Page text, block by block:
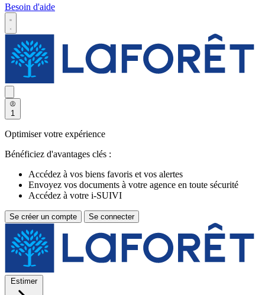
Besoin d'aide
1
Optimiser votre expérience
Bénéficiez d'avantages clés :
Accédez à vos biens favoris et vos alertes
Envoyez vos documents à votre agence en toute sécurité
Accédez à votre i-SUIVI
Se créer un compte Se connecter
Estimer